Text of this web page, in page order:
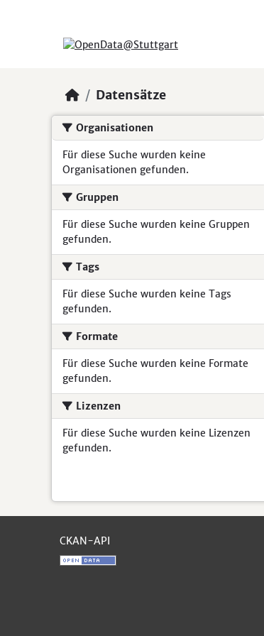
Datensätze
Organisationen
Für diese Suche wurden keine
Organisationen gefunden.
Gruppen
Für diese Suche wurden keine Gruppen
gefunden.
Tags
Für diese Suche wurden keine Tags
gefunden.
Formate
Für diese Suche wurden keine Formate
gefunden.
Lizenzen
Für diese Suche wurden keine Lizenzen
gefunden.
CKAN-API